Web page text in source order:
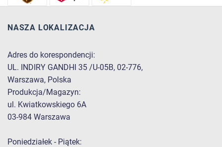
NASZA LOKALIZACJA
Adres do korespondencji:
UL. INDIRY GANDHI 35 /U-05B, 02-776,
Warszawa, Polska
Produkcja/Magazyn:
ul. Kwiatkowskiego 6A
03-984 Warszawa
Poniedziałek - Piątek: